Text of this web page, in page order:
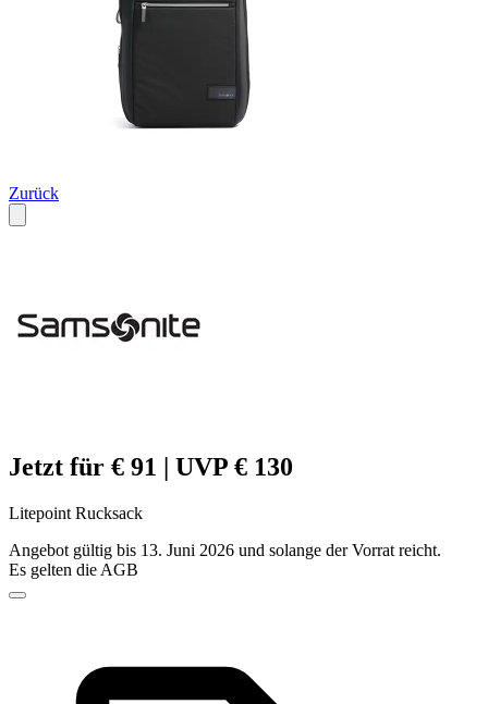
Zurück
Jetzt für € 91 | UVP € 130
Litepoint Rucksack
Angebot gültig bis 13. Juni 2026 und solange der Vorrat reicht.
Es gelten die AGB